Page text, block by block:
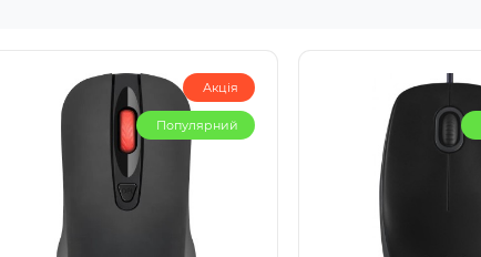
Акція
Популярний